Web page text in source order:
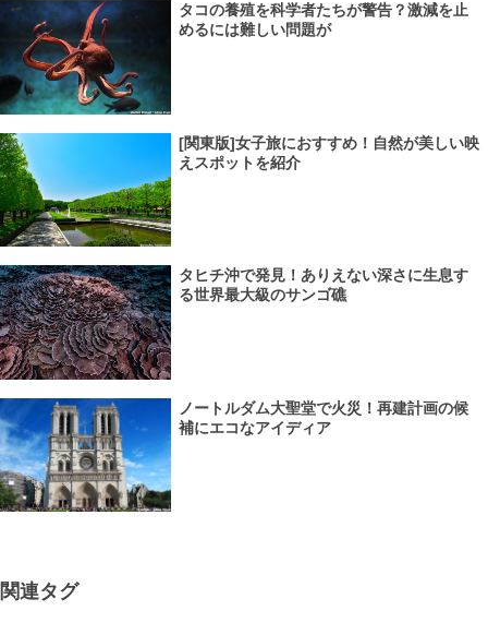
タコの養殖を科学者たちが警告？激減を止
めるには難しい問題が
[関東版]女子旅におすすめ！自然が美しい映
えスポットを紹介
タヒチ沖で発見！ありえない深さに生息す
る世界最大級のサンゴ礁
ノートルダム大聖堂で火災！再建計画の候
補にエコなアイディア
関連タグ